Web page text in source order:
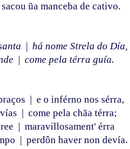
ũa manceba de cativo.
| há nome Strela do Día,
| come pela térra guía.
| e o inférno nos sérra,
| come pela chãa térra;
| maravillosament' érra
| perdôn haver non devía.